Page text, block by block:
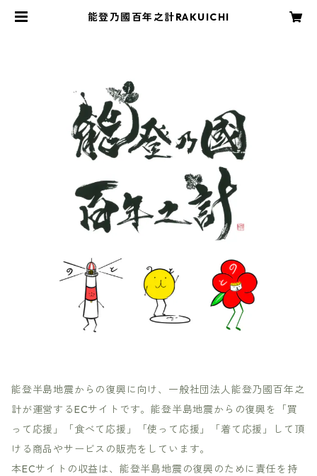
能登乃國百年之計RAKUICHI
能登半島地震からの復興に向け、一般社団法人能登乃國百年之
計が運営するECサイトです。能登半島地震からの復興を「買
って応援」「食べて応援」「使って応援」「着て応援」して頂
ける商品やサービスの販売をしています。
本ECサイトの収益は、能登半島地震の復興のために責任を持